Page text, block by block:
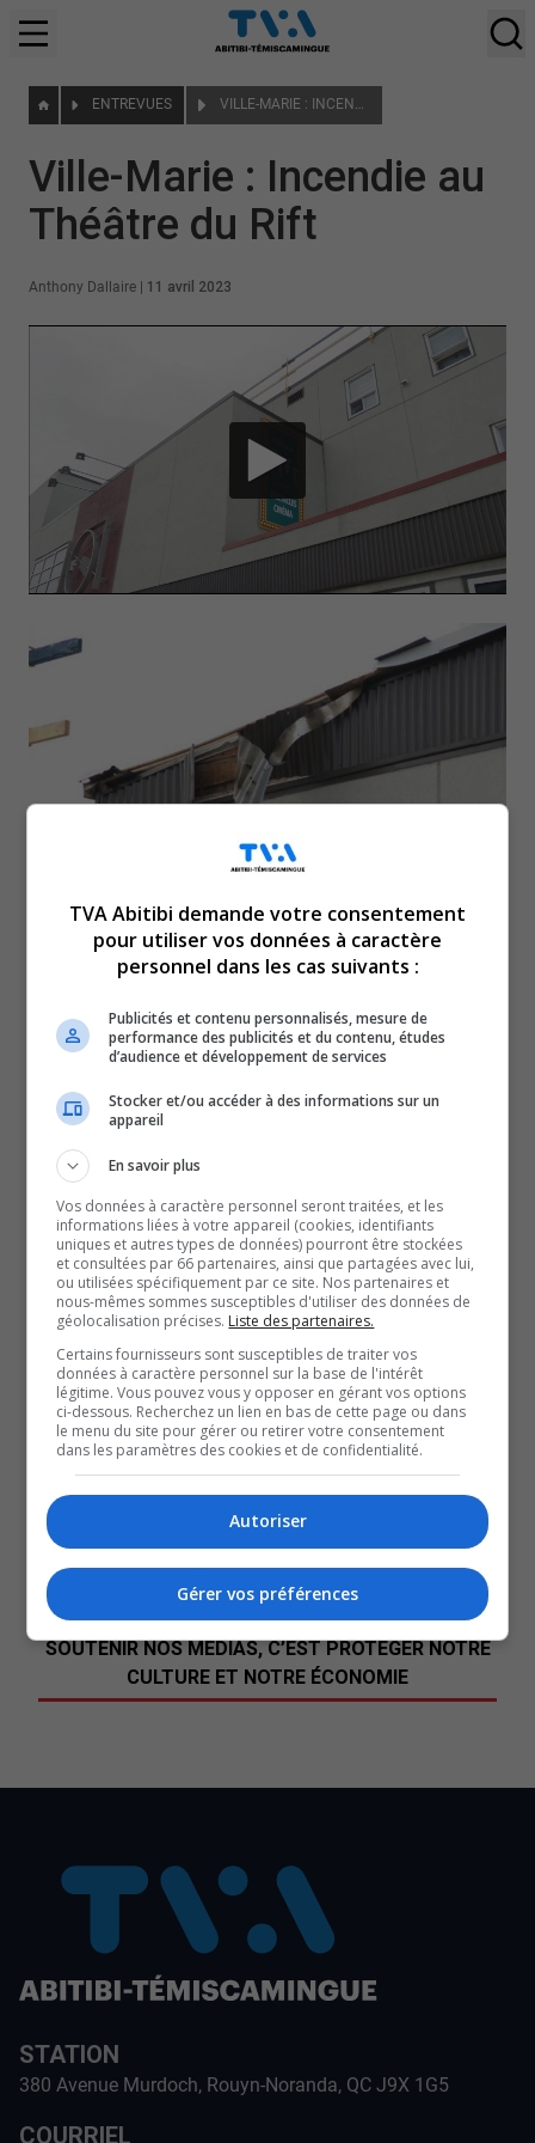
ENTREVUES VILLE-MARIE : INCENDIE AU THÉÂTRE DU RIFT
Ville-Marie : Incendie au
Théâtre du Rift
Anthony Dallaire 11 avril 2023
Au Témiscamingue, le
Théâtre du Rift a été la proie
des flammes, dimanche
soir.
Le feu a débuté dans le toit, en pleins travaux de
rénovation.
Heureusement, il n’y a pas eu de blessé.
Les flammes ont rapidement été contrôlées par les
pompiers de Ville-Marie.
Mais le restaurant, la salle de projection et des
appartements ont été endommagés.
Les locataires affectés par l’incendie ont été pris en
charge par une équipe de la Croix-Rouge.
QUESTION DU JOUR
SOUTENIR NOS MÉDIAS, C’EST PROTÉGER NOTRE
CULTURE ET NOTRE ÉCONOMIE
STATION
380 Avenue Murdoch, Rouyn-Noranda, QC J9X 1G5
COURRIEL
TVA Abitibi demande votre consentement
pour utiliser vos données à caractère
personnel dans les cas suivants :
Publicités et contenu personnalisés, mesure de
performance des publicités et du contenu, études
d’audience et développement de services
Stocker et/ou accéder à des informations sur un
appareil
En savoir plus
Vos données à caractère personnel seront traitées, et les
informations liées à votre appareil (cookies, identifiants
uniques et autres types de données) pourront être stockées
et consultées par 66 partenaires, ainsi que partagées avec lui,
ou utilisées spécifiquement par ce site. Nos partenaires et
nous-mêmes sommes susceptibles d'utiliser des données de
géolocalisation précises. Liste des partenaires.
Certains fournisseurs sont susceptibles de traiter vos
données à caractère personnel sur la base de l'intérêt
légitime. Vous pouvez vous y opposer en gérant vos options
ci-dessous. Recherchez un lien en bas de cette page ou dans
le menu du site pour gérer ou retirer votre consentement
dans les paramètres des cookies et de confidentialité.
Autoriser
Gérer vos préférences